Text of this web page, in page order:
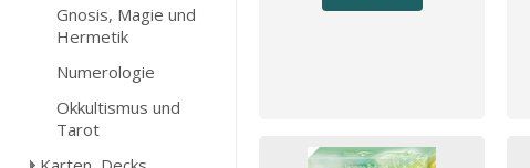
Gnosis, Magie und
Hermetik
Numerologie
Okkultismus und
Tarot